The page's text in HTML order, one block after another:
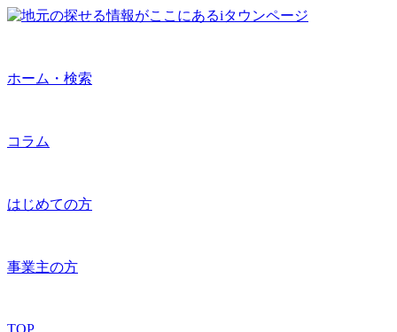
ホーム・検索
コラム
はじめての方
事業主の方
TOP